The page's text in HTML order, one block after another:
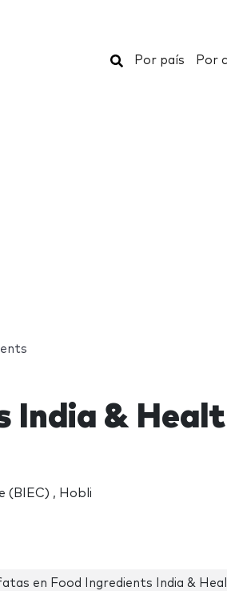
Buscar
Por país Por
India &
(BIEC) , Hobli
en Food Ingredients India &